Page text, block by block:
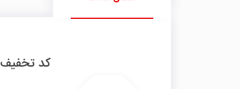
کد تخفیف 30 هزار تومانی اولین سفارش اپلیکیشن بامیلو